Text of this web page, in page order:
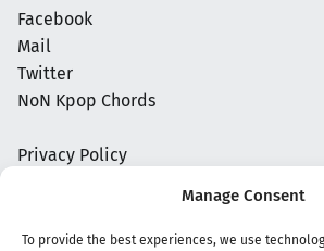
Manage Consent
To provide the best experiences, we use
Facebook
Mail
Twitter
NoN Kpop Chords
Privacy Policy